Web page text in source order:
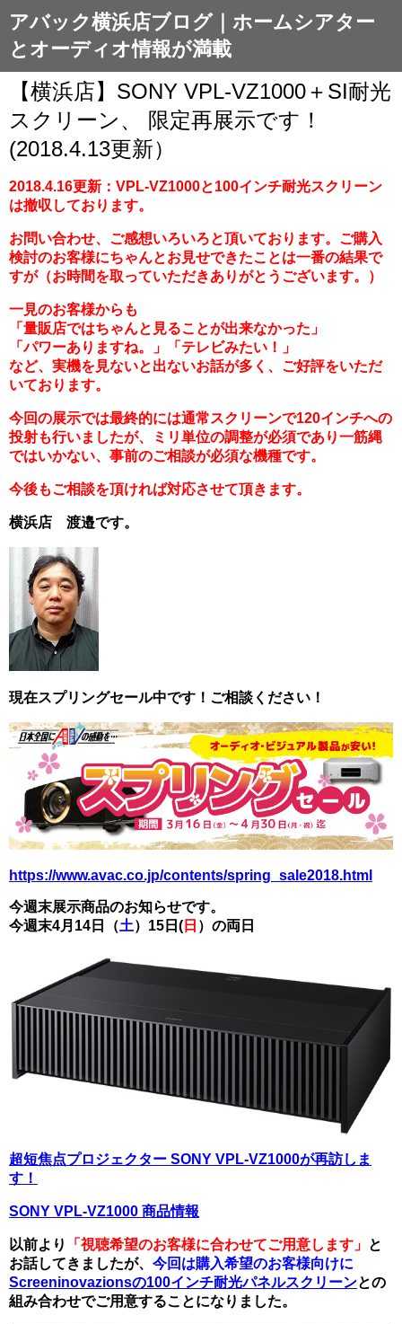
アバック横浜店ブログ｜ホームシアター
とオーディオ情報が満載
【横浜店】SONY VPL-VZ1000＋SI耐光
スクリーン、 限定再展示です！
(2018.4.13更新）
2018.4.16更新： VPL-VZ1000と100インチ耐光スクリーン
は撤収しております。
お問い合わせ、ご感想いろいろと頂いております。 ご購入
検討のお客様にちゃんとお見せできたことは一番の結果で
すが（お時間を取っていただきありがとうございます。）
一見のお客様からも
「量販店ではちゃんと見ることが出来なかった」
「パワーありますね。」「テレビみたい！」
など、実機を見ないと出ないお話が多く、ご好評をいただ
いております。
今回の展示では最終的には通常スクリーンで120インチへの
投射も行いましたが、ミリ単位の調整が必須であり一筋縄
ではいかない、事前のご相談が必須な機種です。
今後もご相談を頂ければ対応させて頂きます。
横浜店 渡邉です。
現在スプリングセール中です！ご相談ください！
https://www.avac.co.jp/contents/spring_sale2018.html
今週末展示商品のお知らせです。
今週末4月14日（土）15日( 日 ）の両日
超短焦点プロジェクター SONY VPL-VZ1000が再訪しま
す！
SONY VPL-VZ1000 商品情報
以前より 「視聴希望のお客様に合わせてご用意します」 と
お話してきましたが、 今回は購入希望のお客様向けに
Screeninovazionsの100インチ耐光パネルスクリーンとの
組み合わせでご用意することになりました。